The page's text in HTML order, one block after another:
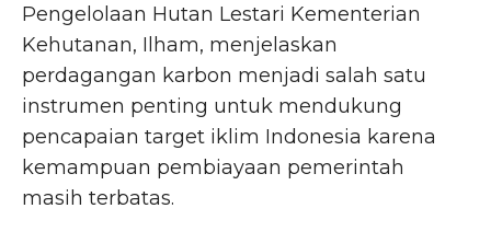
Pengelolaan Hutan Lestari Kementerian
Kehutanan, Ilham, menjelaskan
perdagangan karbon menjadi salah satu
instrumen penting untuk mendukung
pencapaian target iklim Indonesia karena
kemampuan pembiayaan pemerintah
masih terbatas.